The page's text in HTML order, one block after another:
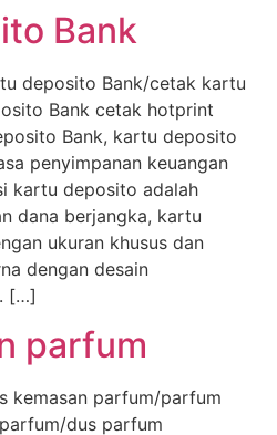
Bank
deposito Bank/cetak kartu
Bank cetak hotprint
Bank, kartu deposito
penyimpanan keuangan
kartu deposito adalah
dana berjangka, kartu
ukuran khusus dan
dengan desain
[…]
parfum
kemasan parfum/parfum
dus parfum